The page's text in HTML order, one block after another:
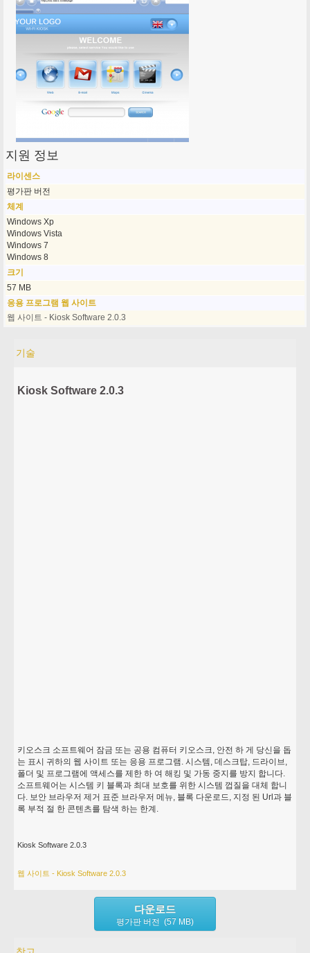
지원 정보
라이센스
평가판 버전
체계
Windows Xp
Windows Vista
Windows 7
Windows 8
크기
57 MB
응용 프로그램 웹 사이트
웹 사이트 - Kiosk Software 2.0.3
기술
Kiosk Software 2.0.3
키오스크 소프트웨어 잠금 또는 공용 컴퓨터 키오스크, 안전 하 게 당신을 돕
는 표시 귀하의 웹 사이트 또는 응용 프로그램. 시스템, 데스크탑, 드라이브,
폴더 및 프로그램에 액세스를 제한 하 여 해킹 및 가동 중지를 방지 합니다.
소프트웨어는 시스템 키 블록과 최대 보호를 위한 시스템 껍질을 대체 합니
다. 보안 브라우저 제거 표준 브라우저 메뉴, 블록 다운로드, 지정 된 Url과 블
록 부적 절 한 콘텐츠를 탐색 하는 한계.
Kiosk Software 2.0.3
웹 사이트 - Kiosk Software 2.0.3
다운로드
평가판 버전 (57 MB)